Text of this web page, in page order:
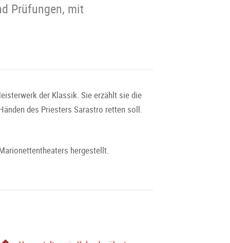
Prüfungen, mit
der Klassik. Sie erzählt sie die
des Priesters Sarastro retten soll.
hergestellt.